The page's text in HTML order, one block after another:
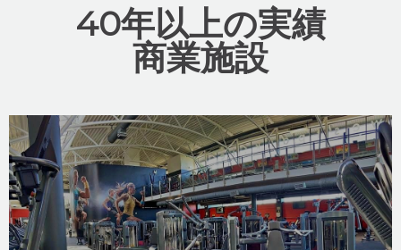
40年以上の実績
商業施設